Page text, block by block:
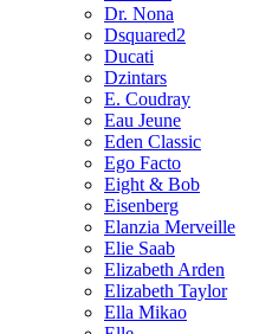
Dr. Nona
Dsquared2
Ducati
Dzintars
E. Coudray
Eau Jeune
Eden Classic
Ego Facto
Eight & Bob
Eisenberg
Elanzia Merveille
Elie Saab
Elizabeth Arden
Elizabeth Taylor
Ella Mikao